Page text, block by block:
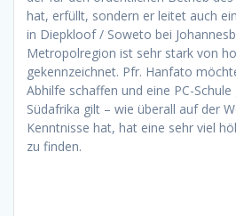
hat, erfüllt, sondern er leitet auch
in Diepkloof / Soweto bei
Metropolregion ist sehr stark von
gekennzeichnet. Pfr. Hanfato
Abhilfe schaffen und eine PC-
Südafrika gilt – wie überall auf der
Kenntnisse hat, hat eine sehr viel
zu finden.